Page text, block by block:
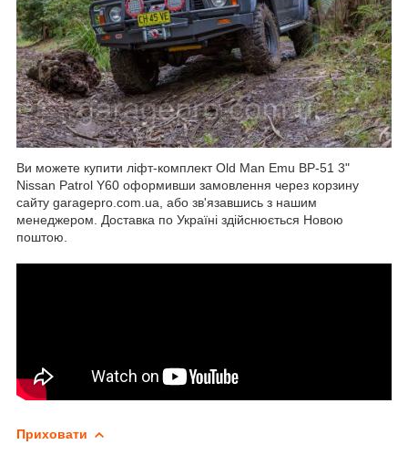
Ви можете купити ліфт-комплект Old Man Emu BP-51 3"
Nissan Patrol Y60 оформивши замовлення через корзину
сайту garagepro.com.ua, або зв'язавшись з нашим
менеджером. Доставка по Україні здійснюється Новою
поштою.
Приховати